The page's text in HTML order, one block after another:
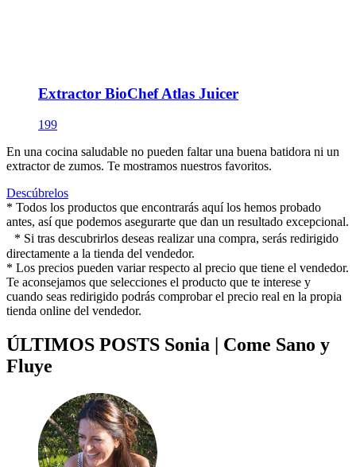
Extractor BioChef Atlas Juicer
199
En una cocina saludable no pueden faltar una buena batidora ni un
extractor de zumos. Te mostramos nuestros favoritos.
Descúbrelos
* Todos los productos que encontrarás aquí los hemos probado
antes, así que podemos asegurarte que dan un resultado excepcional.
* Si tras descubrirlos deseas realizar una compra, serás redirigido
directamente a la tienda del vendedor.
* Los precios pueden variar respecto al precio que tiene el vendedor.
Te aconsejamos que selecciones el producto que te interese y
cuando seas redirigido podrás comprobar el precio real en la propia
tienda online del vendedor.
ÚLTIMOS POSTS Sonia | Come Sano y
Fluye